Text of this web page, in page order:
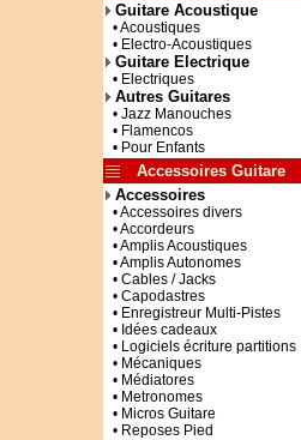
Guitare Acoustique
• Acoustiques
• Electro-Acoustiques
Guitare Electrique
• Electriques
Autres Guitares
• Jazz Manouches
• Flamencos
• Pour Enfants
Accessoires Guitare
Accessoires
• Accessoires divers
• Accordeurs
• Amplis Acoustiques
• Amplis Autonomes
• Cables / Jacks
• Capodastres
• Enregistreur Multi-Pistes
• Idées cadeaux
• Logiciels écriture partitions
• Mécaniques
• Médiatores
• Metronomes
• Micros Guitare
• Reposes Pied